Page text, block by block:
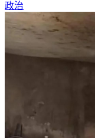
政治